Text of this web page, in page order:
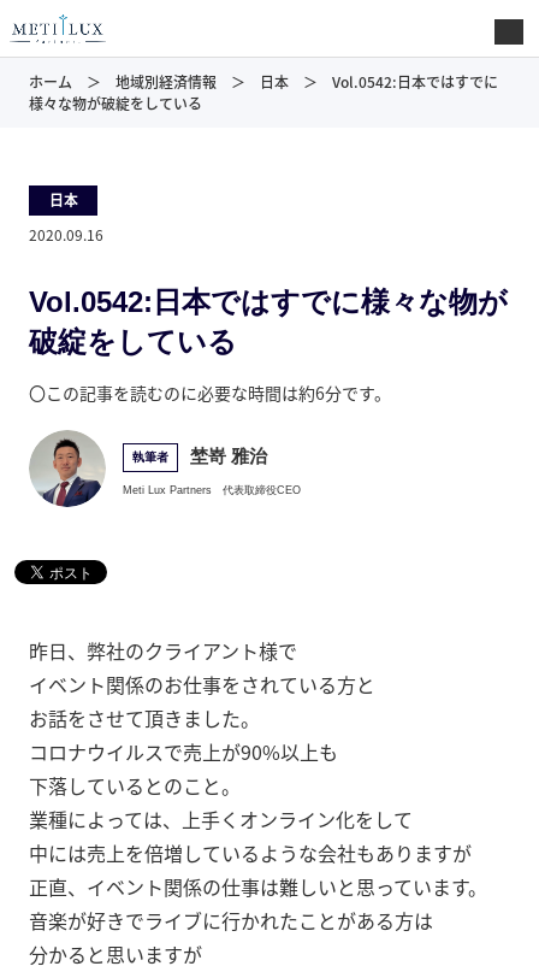
ホーム 地域別経済情報 日本
Vol.0542:日本ではすでに
様々な物が破綻をしている
日本
2020.09.16
Vol.0542:日本ではすでに様々な物が
破綻をしている
〇この記事を読むのに必要な時間は約6分です。
執筆者 埜嵜 雅治
Meti Lux Partners 代表取締役CEO
昨日、弊社のクライアント様で
イベント関係のお仕事をされている方と
お話をさせて頂きました。
コロナウイルスで売上が90%以上も
下落しているとのこと。
業種によっては、上手くオンライン化をして
中には売上を倍増しているような会社もありますが
正直、イベント関係の仕事は難しいと思っています。
音楽が好きでライブに行かれたことがある方は
分かると思いますが